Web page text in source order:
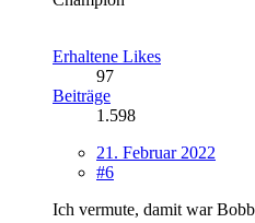
Erhaltene Likes
97
Beiträge
1.598
21. Februar 2022
#6
Ich vermute, damit war